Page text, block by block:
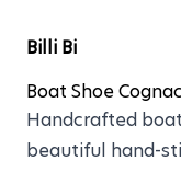
Boat
Billi Bi
Boat Shoe
Handcrafted
beautiful hand-